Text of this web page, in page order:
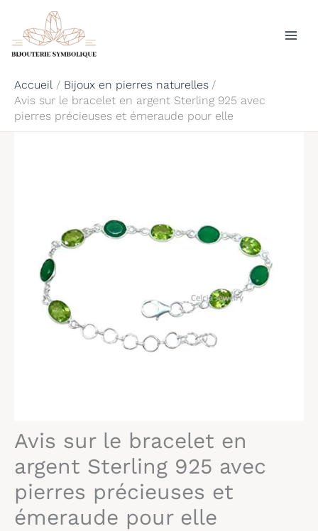
contenu
Accueil
Bijoux en pierres naturelles
Avis sur le bracelet en argent Sterling 925 avec
pierres précieuses et émeraude pour elle
Avis sur le bracelet en
argent Sterling 925 avec
pierres précieuses et
émeraude pour elle
Rechercher